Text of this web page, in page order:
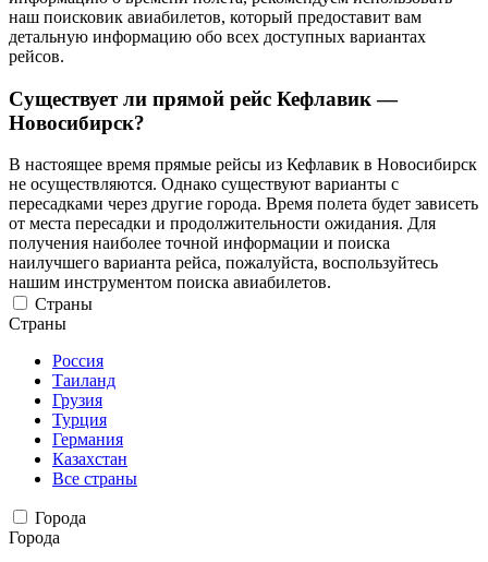
наш поисковик авиабилетов, который предоставит вам
детальную информацию обо всех доступных вариантах
рейсов.
Существует ли прямой рейс Кефлавик —
Новосибирск?
В настоящее время прямые рейсы из Кефлавик в Новосибирск
не осуществляются. Однако существуют варианты с
пересадками через другие города. Время полета будет зависеть
от места пересадки и продолжительности ожидания. Для
получения наиболее точной информации и поиска
наилучшего варианта рейса, пожалуйста, воспользуйтесь
нашим инструментом поиска авиабилетов.
Страны
Страны
Россия
Таиланд
Грузия
Турция
Германия
Казахстан
Все страны
Города
Города